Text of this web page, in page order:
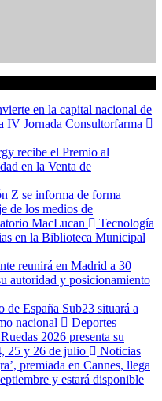
en la capital nacional de
IV Jornada Consultorfarma
recibe el Premio al
en la Venta de
Z se informa de forma
de los medios de
MacLucan
Tecnología
en la Biblioteca Municipal
reunirá en Madrid a 30
autoridad y posicionamiento
de España Sub23 situará a
nacional
Deportes
2026 presenta su
25 y 26 de julio
Noticias
premiada en Cannes, llega
y estará disponible